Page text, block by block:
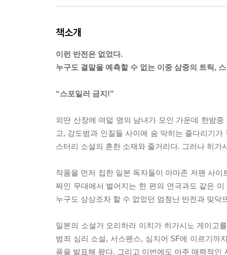
책소개
이런 반전은 없었다.
누구도 결말을 예측할 수 없는 이중 삼중의 트릭,
“스포일러 금지!”
외딴 산장에 여덟 명의 남녀가 모인 가운데 한밤
고, 강도범과 인질들 사이에 숨 막히는 줄다리기
스터리 소설의 흔한 소재와 줄거리다. 그러나 히가
작품을 먼저 접한 일본 독자들이 아마존 저팬 사이
짜인 무대에서 벌어지는 한 편의 연극과도 같은
누구도 상상조차 할 수 없었던 엄청난 반전과 맞
일본의 소설가 오리하라 이치가 히가시노 게이고
범죄 심리 소설, 서스펜스, 심지어 SF에 이르기까
품을 발표해 왔다. 그리고 이번에도 아주 매력적인